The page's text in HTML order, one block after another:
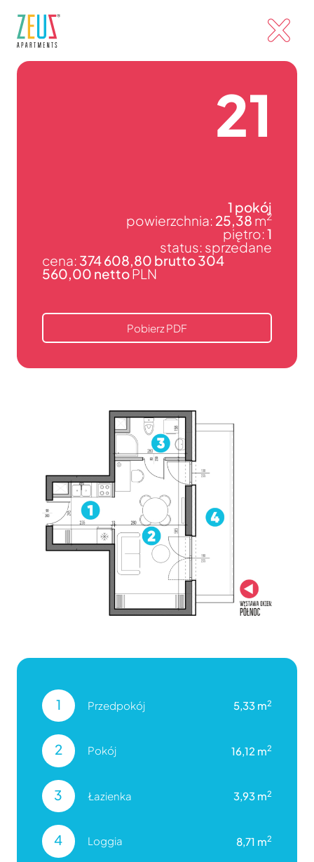
21
1 pokój
powierzchnia: 25,38 m2
piętro:1
status: sprzedane
cena: 374 608,80 brutto 304
560,00 nettoPLN
Pobierz PDF
1 Przedpokój 5,33 m2
2 Pokój 16,12 m2
3 Łazienka 3,93 m2
4 Loggia 8,71 m2